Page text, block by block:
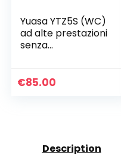
Yuasa YTZ5S (WC)
ad alte prestazioni
senza
€85.00
Description